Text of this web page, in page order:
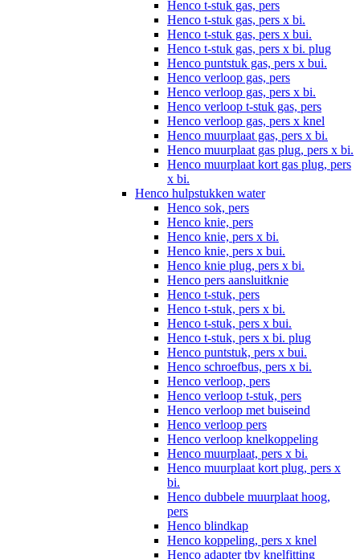
Henco t-stuk gas, pers
Henco t-stuk gas, pers x bi.
Henco t-stuk gas, pers x bui.
Henco t-stuk gas, pers x bi. plug
Henco puntstuk gas, pers x bui.
Henco verloop gas, pers
Henco verloop gas, pers x bi.
Henco verloop t-stuk gas, pers
Henco verloop gas, pers x knel
Henco muurplaat gas, pers x bi.
Henco muurplaat gas plug, pers x bi.
Henco muurplaat kort gas plug, pers
x bi.
Henco hulpstukken water
Henco sok, pers
Henco knie, pers
Henco knie, pers x bi.
Henco knie, pers x bui.
Henco knie plug, pers x bi.
Henco pers aansluitknie
Henco t-stuk, pers
Henco t-stuk, pers x bi.
Henco t-stuk, pers x bui.
Henco t-stuk, pers x bi. plug
Henco puntstuk, pers x bui.
Henco schroefbus, pers x bi.
Henco verloop, pers
Henco verloop t-stuk, pers
Henco verloop met buiseind
Henco verloop pers
Henco verloop knelkoppeling
Henco muurplaat, pers x bi.
Henco muurplaat kort plug, pers x
bi.
Henco dubbele muurplaat hoog,
pers
Henco blindkap
Henco koppeling, pers x knel
Henco adapter tbv knelfitting